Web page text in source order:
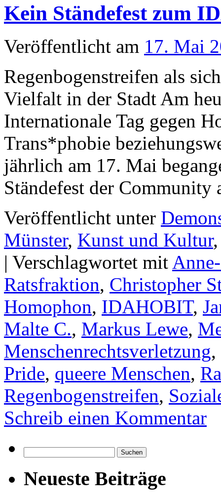
Kein Ständefest zum
Veröffentlicht am 17. Mai
Regenbogenstreifen als
Vielfalt in der Stadt Am
Internationale Tag gegen
Trans*phobie
jährlich am 17. Mai
Ständefest der
Veröffentlicht unter
Münster, Kunst und Kultur
| Verschlagwortet mit
Ratsfraktion, Christopher
Homophon, IDAHOBIT,
Malte C., Markus Lewe,
Menschenrechtsverletzung,
Pride, queere Menschen,
Regenbogenstreifen,
Schreib einen Kommentar
nach:
Neueste Beiträge